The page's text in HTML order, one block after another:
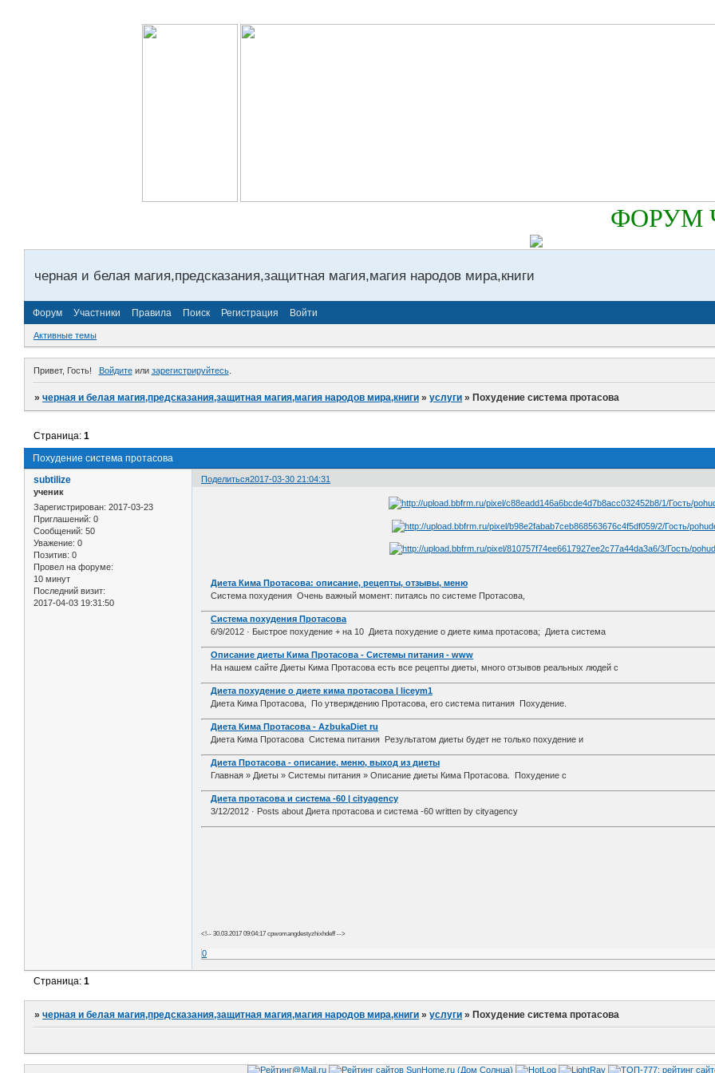
ФОРУМ
черная и белая магия,предсказания,защитная магия,магия народов мира,книги
Форум Участники Правила Поиск Регистрация Войти
Активные темы
Привет, Гость! Войдитеили зарегистрируйтесь.
»черная и белая магия,предсказания,защитная магия,магия народов мира,книги »услуги »Похудение система протасова
Похудение система протасова
Страница:1
Поделиться2017-03-30 21:04:31
subtilize
ученик
Зарегистрирован: 2017-03-23
Приглашений: 0
Сообщений: 50
Уважение: 0
Позитив: 0
Провел на форуме:
10 минут
Последний визит:
2017-04-03 19:31:50
Диета Кима Протасова: описание, рецепты, отзывы, меню
Система похудения Очень важный момент: питаясь по системе Протасова,
Система похудения Протасова
6/9/2012 · Быстрое похудение + на 10 Диета похудение о диете кима протасова; Диета система
Описание диеты Кима Протасова - Системы питания - www
На нашем сайте Диеты Кима Протасова есть все рецепты диеты, много отзывов реальных людей с
Диета похудение о диете кима протасова | liceym1
Диета Кима Протасова, По утверждению Протасова, его система питания Похудение.
Диета Кима Протасова - AzbukaDiet ru
Диета Кима Протасова Система питания Результатом диеты будет не только похудение и
Диета Протасова - описание, меню, выход из диеты
Главная » Диеты » Системы питания » Описание диеты Кима Протасова. Похудение с
Диета протасова и система -60 | cityagency
3/12/2012 · Posts about Диета протасова и система -60 written by cityagency
<!-- 30.03.2017 09:04:17 cpwomangdestyzhixhdeff -->
0
Страница:1
»черная и белая магия,предсказания,защитная магия,магия народов мира,книги »услуги » Похудение система протасова